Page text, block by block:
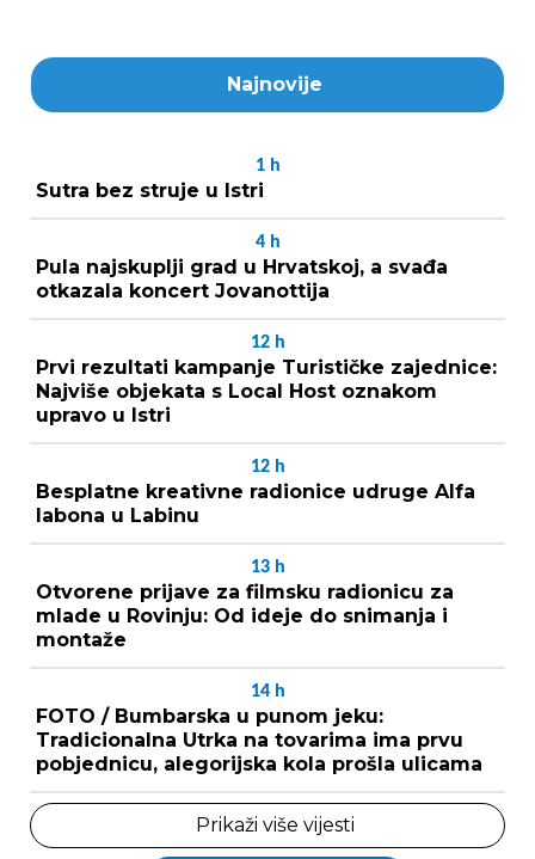
Najnovije
1 h
Sutra bez struje u Istri
4 h
Pula najskuplji grad u Hrvatskoj, a svađa
otkazala koncert Jovanottija
12 h
Prvi rezultati kampanje Turističke zajednice:
Najviše objekata s Local Host oznakom
upravo u Istri
12 h
Besplatne kreativne radionice udruge Alfa
labona u Labinu
13 h
Otvorene prijave za filmsku radionicu za
mlade u Rovinju: Od ideje do snimanja i
montaže
14 h
FOTO / Bumbarska u punom jeku:
Tradicionalna Utrka na tovarima ima prvu
pobjednicu, alegorijska kola prošla ulicama
Prikaži više vijesti